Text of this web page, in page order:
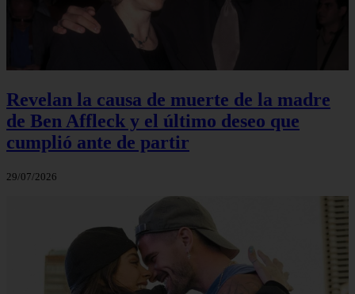
Revelan la causa de muerte de la madre
de Ben Affleck y el último deseo que
cumplió ante de partir
29/07/2026